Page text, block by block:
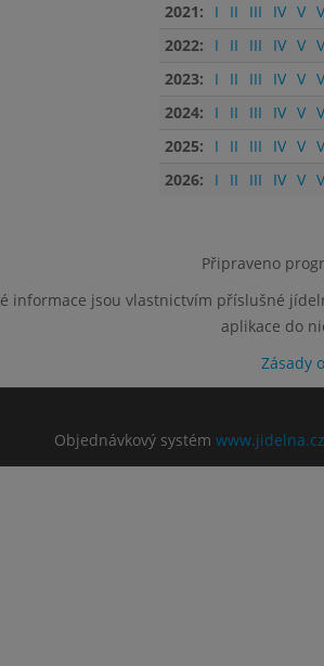
2021:
I II III IV V
2022:
I II III IV V
2023:
I II III IV V
2024:
I II III IV V
2025:
I II III IV V
2026:
I II III IV V
Připraveno
informace jsou vlastnictvím příslušné
aplikace do
Zásady
Objednávkový systém www.jidelna.cz